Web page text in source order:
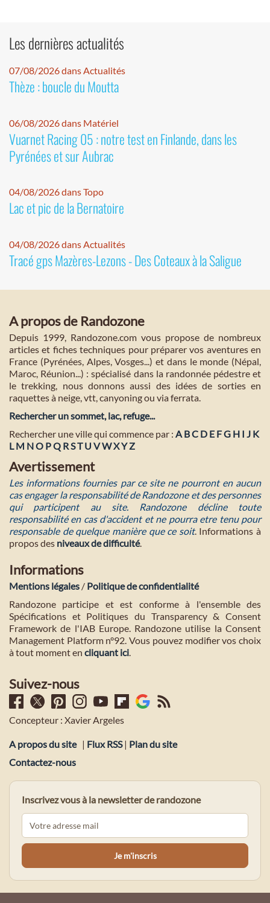
Les dernières actualités
07/08/2026 dans Actualités
Thèze : boucle du Moutta
06/08/2026 dans Matériel
Vuarnet Racing 05 : notre test en Finlande, dans les
Pyrénées et sur Aubrac
04/08/2026 dans Topo
Lac et pic de la Bernatoire
04/08/2026 dans Actualités
Tracé gps Mazères-Lezons - Des Coteaux à la Saligue
A propos de Randozone
Depuis 1999, Randozone.com vous propose de nombreux
articles et fiches techniques pour préparer vos aventures en
France (Pyrénées, Alpes, Vosges...) et dans le monde (Népal,
Maroc, Réunion...) : spécialisé dans la randonnée pédestre et
le trekking, nous donnons aussi des idées de sorties en
raquettes à neige, vtt, canyoning ou via ferrata.
Rechercher un sommet, lac, refuge...
Rechercher une ville qui commence par : A BC D E FG H I J K
L M NO PQ R ST U VWXY Z
Avertissement
Les informations fournies par ce site ne pourront en aucun
cas engager la responsabilité de Randozone et des personnes
qui participent au site. Randozone décline toute
responsabilité en cas d'accident et ne pourra etre tenu pour
responsable de quelque manière que ce soit. Informations à
propos des niveaux de difficulté.
Informations
Mentions légales / Politique de confidentialité
Randozone participe et est conforme à l'ensemble des
Spécifications et Politiques du Transparency & Consent
Framework de l'IAB Europe. Randozone utilise la Consent
Management Platform n°92. Vous pouvez modifier vos choix
à tout moment en cliquant ici
Suivez-nous
Concepteur : Xavier Argeles
A propos du site | Flux RSS| Plan du site
Contactez-nous
Inscrivez vous à la newsletter de randozone